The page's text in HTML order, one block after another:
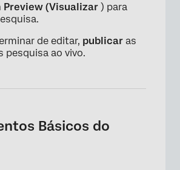
Preview (Visualizar ) para
de editar, publicar as
pesquisa ao vivo.
Básicos do